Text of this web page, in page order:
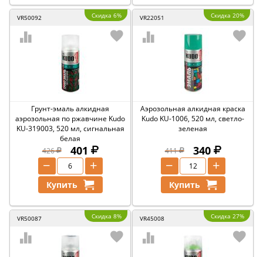
VR50092 Скидка 6%
Грунт-эмаль алкидная
аэрозольная по ржавчине Kudo
KU-319003, 520 мл, сигнальная
белая
426
401
+
−
Купить
VR22051 Скидка 20%
Аэрозольная алкидная краска
Kudo KU-1006, 520 мл, светло-
зеленая
411 340
+
−
Купить
VR50087 Скидка 8% VR45008 Скидка 27%